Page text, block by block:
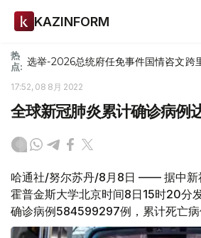
KAZINFORM
热
点: 选举-2026总统府任免事件国情咨文跨
17:52, 08 8月 2022
全球新冠肺炎累计确诊病例
哈通社/努尔苏丹/8月8日 —— 据中新
霍普金斯大学北京时间8日15时20分
确诊病例584599297例，累计死亡病